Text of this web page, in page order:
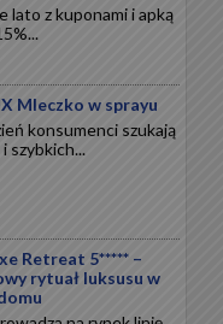
lato z kuponami i apką
Mleczko w sprayu
konsumenci szukają
szybkich...
Retreat 5***** –
rytuał luksusu w